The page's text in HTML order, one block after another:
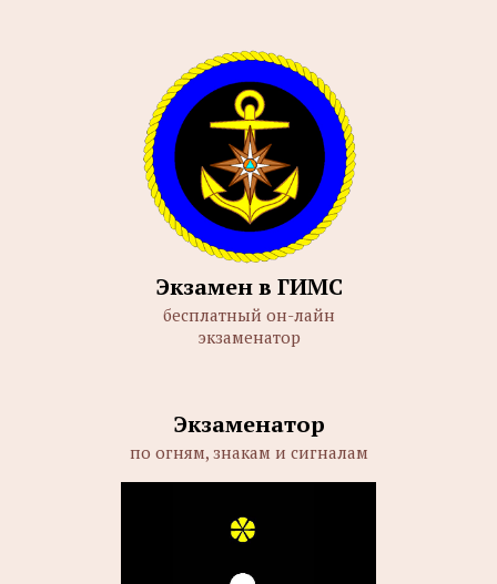
Экзамен в ГИМС
бесплатный он-лайн
экзаменатор
Экзаменатор
по огням, знакам и сигналам